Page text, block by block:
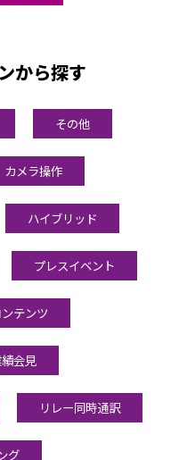
から探す
その他
カメラ操作
ハイブリッド
プレスイベント
テンツ
会見
リレー同時通訳
グ